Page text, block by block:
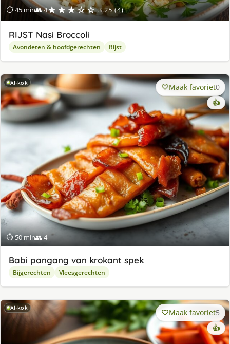
⏱ 45 min👥 4★★★☆☆ 3.25 (4)
RIJST Nasi Broccoli
Avondeten & hoofdgerechten Rijst
AI-kok
⏱ 50 min👥 4
Maak favoriet0
👍
Babi pangang van krokant spek
Bijgerechten Vleesgerechten
AI-kok Maak favoriet5
👍